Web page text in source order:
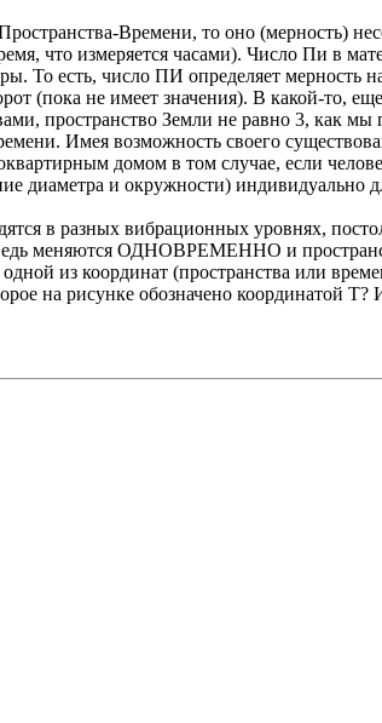
Времени, то оно (мерность)
что измеряется часами). Число Пи в
То есть, число ПИ определяет
(пока не имеет значения). В какой-то,
пространство Земли не равно 3, как
Имея возможность своего
домом в том случае, если
диаметра и окружности) индивидуально
в разных вибрационных уровнях,
меняются ОДНОВРЕМЕННО и
одной из координат (пространства или
на рисунке обозначено координатой